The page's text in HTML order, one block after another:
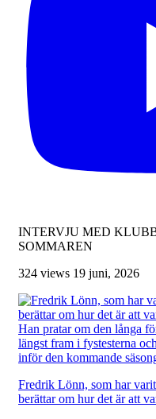
INTERVJU MED
SOMMAREN
324 views 19 juni, 2026
Fredrik Lönn, som har varit
berättar om hur det är att